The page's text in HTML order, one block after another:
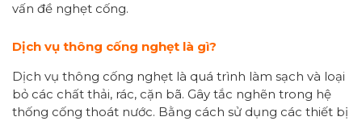
vấn đề nghẹt cống.
Dịch vụ thông cống nghẹt là gì?
Dịch vụ thông cống nghẹt là quá trình làm sạch và loại
bỏ các chất thải, rác, cặn bã. Gây tắc nghẽn trong hệ
thống cống thoát nước. Bằng cách sử dụng các thiết bị